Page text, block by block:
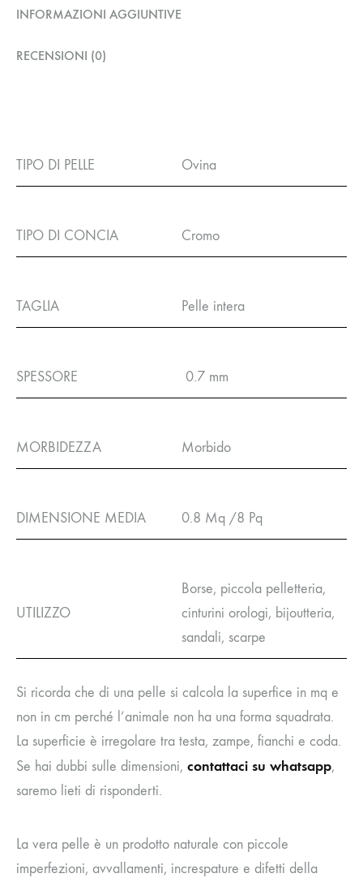
INFORMAZIONI AGGIUNTIVE
RECENSIONI (0)
TIPO DI PELLE Ovina
TIPO DI CONCIA Cromo
TAGLIA Pelle intera
SPESSORE 0.7 mm
MORBIDEZZA Morbido
DIMENSIONE MEDIA 0.8 Mq /8 Pq
UTILIZZO
Borse, piccola pelletteria,
cinturini orologi, bijoutteria,
sandali, scarpe
Si ricorda che di una pelle si calcola la superfice in mq e
non in cm perché l’animale non ha una forma squadrata.
La superficie è irregolare tra testa, zampe, fianchi e coda.
Se hai dubbi sulle dimensioni, contattaci su whatsapp,
saremo lieti di risponderti.
La vera pelle è un prodotto naturale con piccole
imperfezioni, avvallamenti, increspature e difetti della